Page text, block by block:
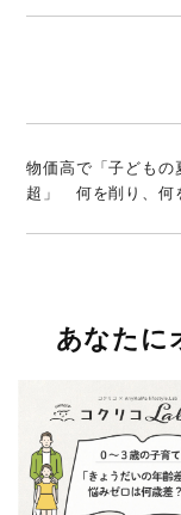
物価高で「子ども
超」 何を削り、何
あなたに